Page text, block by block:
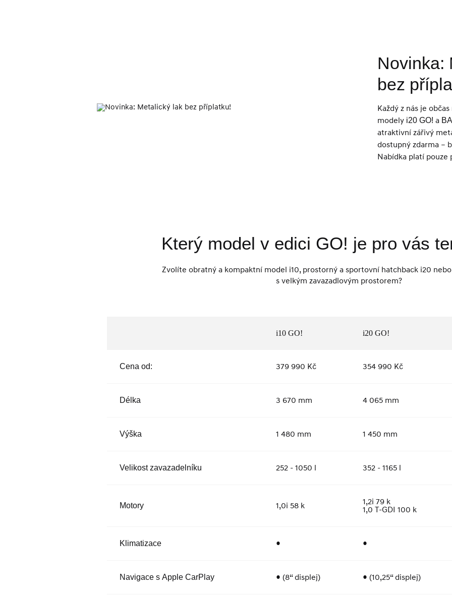
Novinka:
bez
Každý z nás je
modely i20 GO! a
atraktivní zářivý
dostupný zdarma –
Nabídka platí pouze
Který model v edici GO! je pro vás
Zvolíte obratný a kompaktní model i10, prostorný a sportovní hatchback i20 nebo
s velkým zavazadlovým prostorem?
i10 GO! i20 GO!
Cena od: 379 990 Kč 354 990 Kč
Délka 3 670 mm 4 065 mm
Výška 1 480 mm 1 450 mm
Velikost zavazadelníku 252 - 1050 l 352 - 1165 l
Motory 1,0i 58 k
1,2i 79 k
1,0 T-GDI 100 k
Klimatizace ● ●
Navigace s Apple CarPlay ● (8“ displej) ● (10,25“ displej)